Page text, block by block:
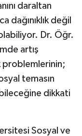
daraltan
dağınıklık değil
Dr. Öğr.
artış
temasın
dikkati
Sosyal ve